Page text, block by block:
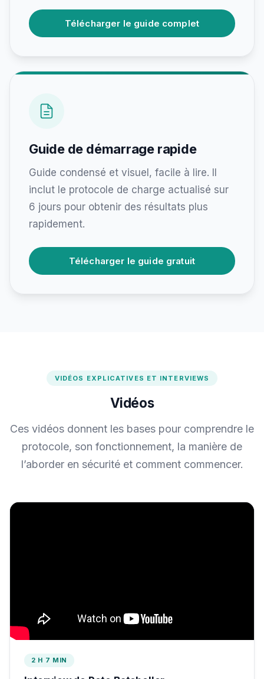
Télécharger le guide complet
Guide de démarrage rapide
Guide condensé et visuel, facile à lire. Il
inclut le protocole de charge actualisé sur
6 jours pour obtenir des résultats plus
rapidement.
Télécharger le guide gratuit
VIDÉOS EXPLICATIVES ET INTERVIEWS
Vidéos
Ces vidéos donnent les bases pour comprendre le
protocole, son fonctionnement, la manière de
l’aborder en sécurité et comment commencer.
2 H 7 MIN